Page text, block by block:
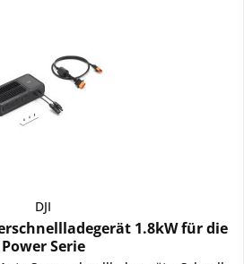
DJI
1.8kW für die
Power Serie